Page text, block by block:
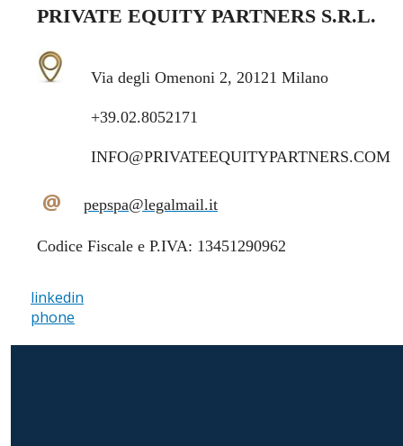
PRIVATE EQUITY PARTNERS S.R.L.
Via degli Omenoni 2, 20121 Milano
+39.02.8052171
INFO@PRIVATEEQUITYPARTNERS.COM
@ pepspa@legalmail.it
Codice Fiscale e P.IVA: 13451290962
linkedin
phone